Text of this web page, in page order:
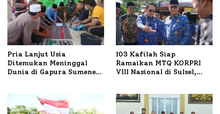
Pria Lanjut Usia
Ditemukan Meninggal
Dunia di Gapura Sumenep,
103 Kafilah Siap
Ramaikan MTQ KORPRI
VIII Nasional di Sulsel,